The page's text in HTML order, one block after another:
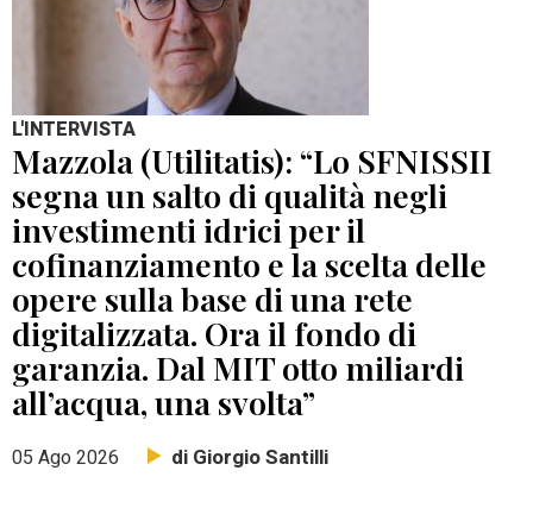
L'INTERVISTA
Mazzola (Utilitatis): “Lo SFNISSII
segna un salto di qualità negli
investimenti idrici per il
cofinanziamento e la scelta delle
opere sulla base di una rete
digitalizzata. Ora il fondo di
garanzia. Dal MIT otto miliardi
all’acqua, una svolta”
05 Ago 2026 di Giorgio Santilli